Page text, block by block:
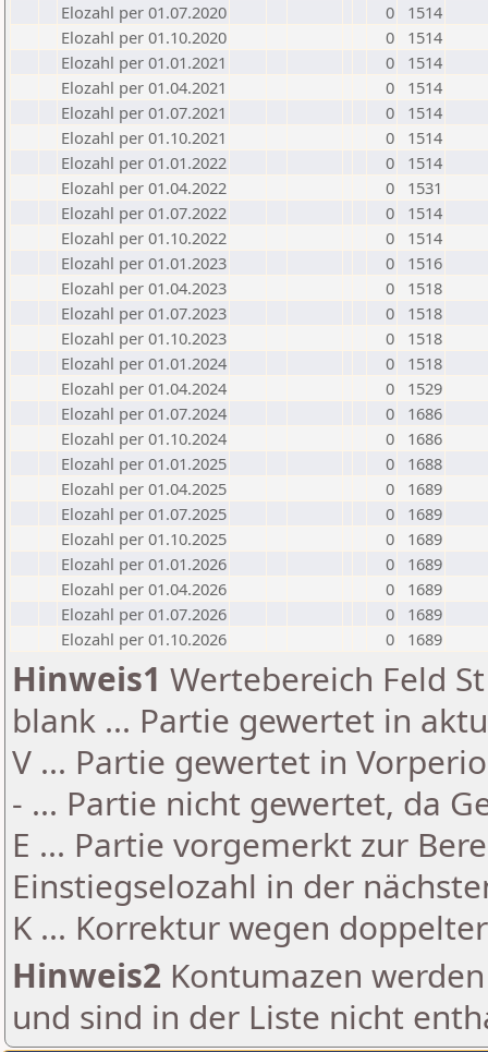
Elozahl per 01.07.2020
0
1514
Elozahl per 01.10.2020
0
1514
Elozahl per 01.01.2021
0
1514
Elozahl per 01.04.2021
0
1514
Elozahl per 01.07.2021
0
1514
Elozahl per 01.10.2021
0
1514
Elozahl per 01.01.2022
0
1514
Elozahl per 01.04.2022
0
1531
Elozahl per 01.07.2022
0
1514
Elozahl per 01.10.2022
0
1514
Elozahl per 01.01.2023
0
1516
Elozahl per 01.04.2023
0
1518
Elozahl per 01.07.2023
0
1518
Elozahl per 01.10.2023
0
1518
Elozahl per 01.01.2024
0
1518
Elozahl per 01.04.2024
0
1529
Elozahl per 01.07.2024
0
1686
Elozahl per 01.10.2024
0
1686
Elozahl per 01.01.2025
0
1688
Elozahl per 01.04.2025
0
1689
Elozahl per 01.07.2025
0
1689
Elozahl per 01.10.2025
0
1689
Elozahl per 01.01.2026
0
1689
Elozahl per 01.04.2026
0
1689
Elozahl per 01.07.2026
0
1689
Elozahl per 01.10.2026
0 1689
Hinweis1 Wertebereich Feld
blank ... Partie gewertet in
V ... Partie gewertet in
- ... Partie nicht gewertet, da
E ... Partie vorgemerkt zur
Einstiegselozahl in der
K ... Korrektur wegen
Hinweis2 Kontumazen
und sind in der Liste nicht